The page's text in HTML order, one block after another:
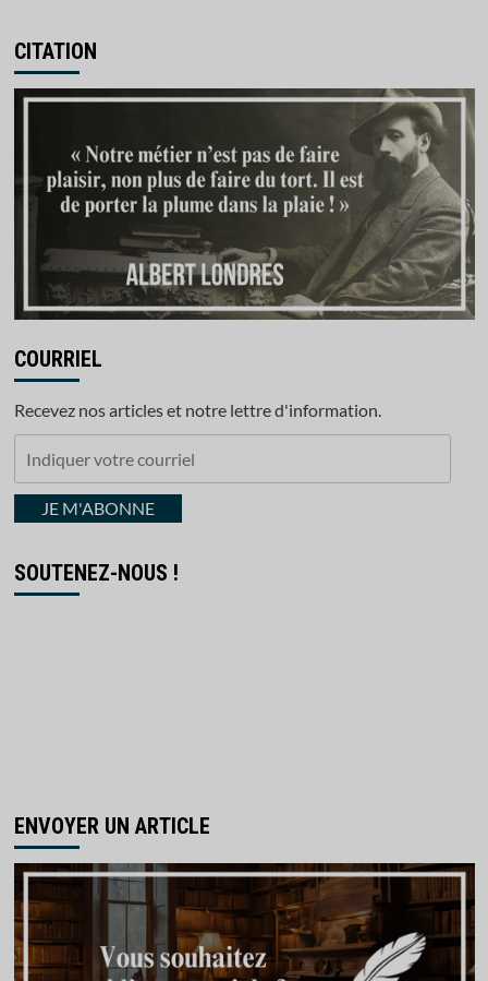
CITATION
COURRIEL
Recevez nos articles et notre lettre d'information.
courrielJE M'ABONNE
SOUTENEZ-NOUS !
ENVOYER UN ARTICLE